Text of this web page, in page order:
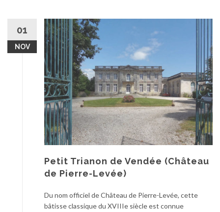
01
NOV
Petit Trianon de Vendée (Château
de Pierre-Levée)
Du nom officiel de Château de Pierre-Levée, cette
bâtisse classique du XVIIIe siècle est connue